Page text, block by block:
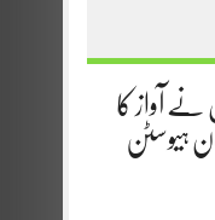
آواز کا
ہیوسٹن